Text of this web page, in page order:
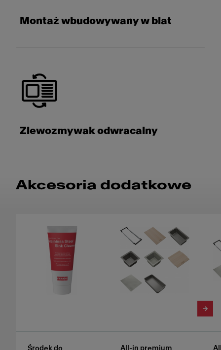
Montaż wbudowywany w blat
Zlewozmywak odwracalny
Akcesoria dodatkowe
Środek do
All-in premium